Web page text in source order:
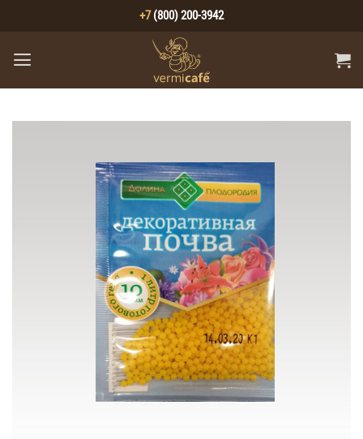
content
+7 (800) 200-3942